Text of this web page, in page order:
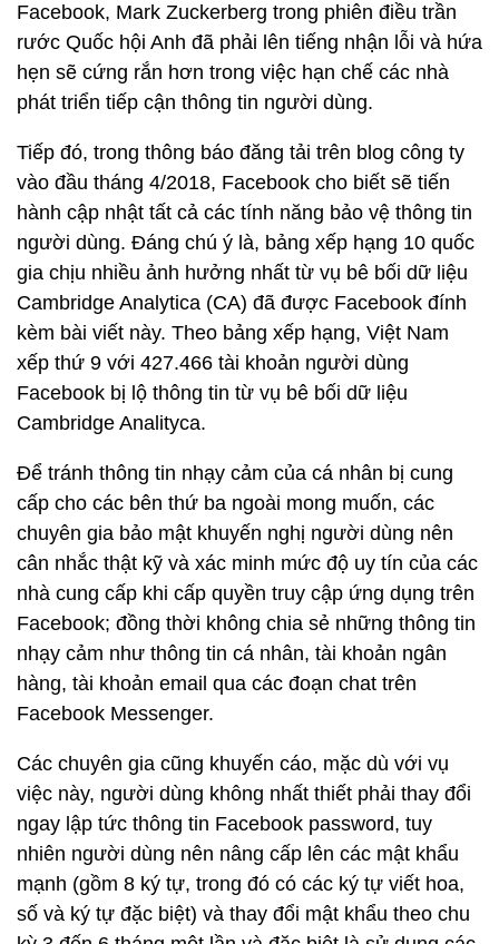
Facebook, Mark Zuckerberg trong phiên điều trần
rước Quốc hội Anh đã phải lên tiếng nhận lỗi và hứa
hẹn sẽ cứng rắn hơn trong việc hạn chế các nhà
phát triển tiếp cận thông tin người dùng.
Tiếp đó, trong thông báo đăng tải trên blog công ty
vào đầu tháng 4/2018, Facebook cho biết sẽ tiến
hành cập nhật tất cả các tính năng bảo vệ thông tin
người dùng. Đáng chú ý là, bảng xếp hạng 10 quốc
gia chịu nhiều ảnh hưởng nhất từ vụ bê bối dữ liệu
Cambridge Analytica (CA) đã được Facebook đính
kèm bài viết này. Theo bảng xếp hạng, Việt Nam
xếp thứ 9 với 427.466 tài khoản người dùng
Facebook bị lộ thông tin từ vụ bê bối dữ liệu
Cambridge Analityca.
Để tránh thông tin nhạy cảm của cá nhân bị cung
cấp cho các bên thứ ba ngoài mong muốn, các
chuyên gia bảo mật khuyến nghị người dùng nên
cân nhắc thật kỹ và xác minh mức độ uy tín của các
nhà cung cấp khi cấp quyền truy cập ứng dụng trên
Facebook; đồng thời không chia sẻ những thông tin
nhạy cảm như thông tin cá nhân, tài khoản ngân
hàng, tài khoản email qua các đoạn chat trên
Facebook Messenger.
Các chuyên gia cũng khuyến cáo, mặc dù với vụ
việc này, người dùng không nhất thiết phải thay đổi
ngay lập tức thông tin Facebook password, tuy
nhiên người dùng nên nâng cấp lên các mật khẩu
mạnh (gồm 8 ký tự, trong đó có các ký tự viết hoa,
số và ký tự đặc biệt) và thay đổi mật khẩu theo chu